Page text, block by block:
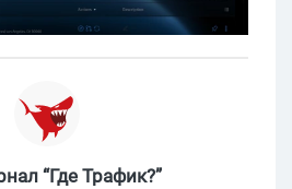
“Где Трафик?”